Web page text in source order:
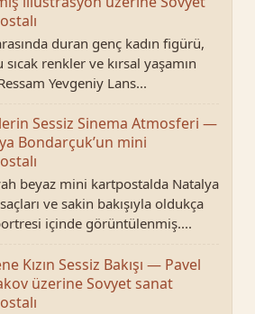
duran genç kadın figürü,
sıcak renkler ve kırsal yaşamın
Yevgeniy Lans...
Sessiz Sinema Atmosferi —
Bondarçuk’un mini
beyaz mini kartpostalda Natalya
ve sakin bakışıyla oldukça
içinde görüntülenmiş....
Kızın Sessiz Bakışı — Pavel
üzerine Sovyet sanat